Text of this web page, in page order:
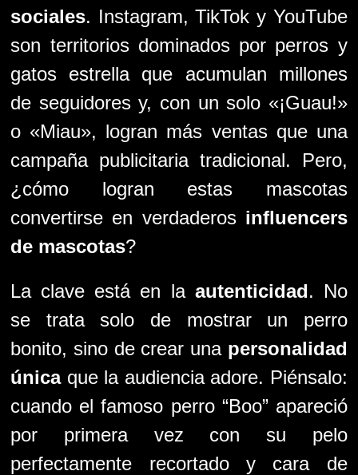
sociales. Instagram, TikTok y YouTube
son territorios dominados por perros y
gatos estrella que acumulan millones
de seguidores y, con un solo «¡Guau!»
o «Miau», logran más ventas que una
campaña publicitaria tradicional. Pero,
¿cómo logran estas mascotas
convertirse en verdaderos influencers
de mascotas?
La clave está en la autenticidad. No
se trata solo de mostrar un perro
bonito, sino de crear una personalidad
únicaque la audiencia adore. Piénsalo:
cuando el famoso perro “Boo” apareció
por primera vez con su pelo
perfectamente recortado y cara de